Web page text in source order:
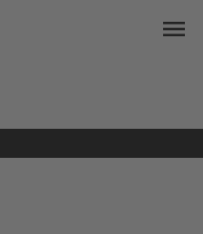
menu